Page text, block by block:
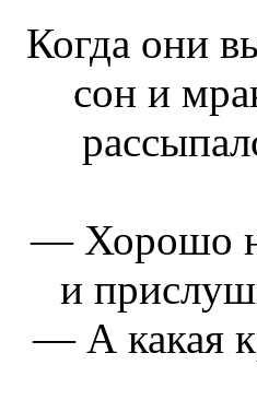
Когда они
сон и
— Хорошо
и
— А какая